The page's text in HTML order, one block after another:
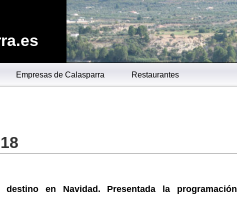
Empresas de Calasparra Restaurantes
destino en Navidad. Presentada la programación